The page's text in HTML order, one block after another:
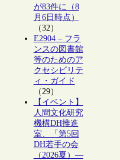
が83件に（8
月6日時点）
（32）
E2904 – フラ
ンスの図書館
等のためのア
クセシビリテ
ィ・ガイド
（29）
【イベント】
人間文化研究
機構DH推進
室、「第5回
DH若手の会
（2026夏）―